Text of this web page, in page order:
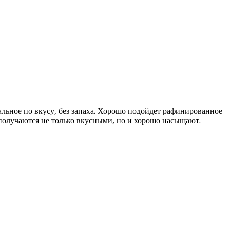
по вкусу, без запаха. Хорошо подойдет рафинированное
не только вкусными, но и хорошо насыщают.